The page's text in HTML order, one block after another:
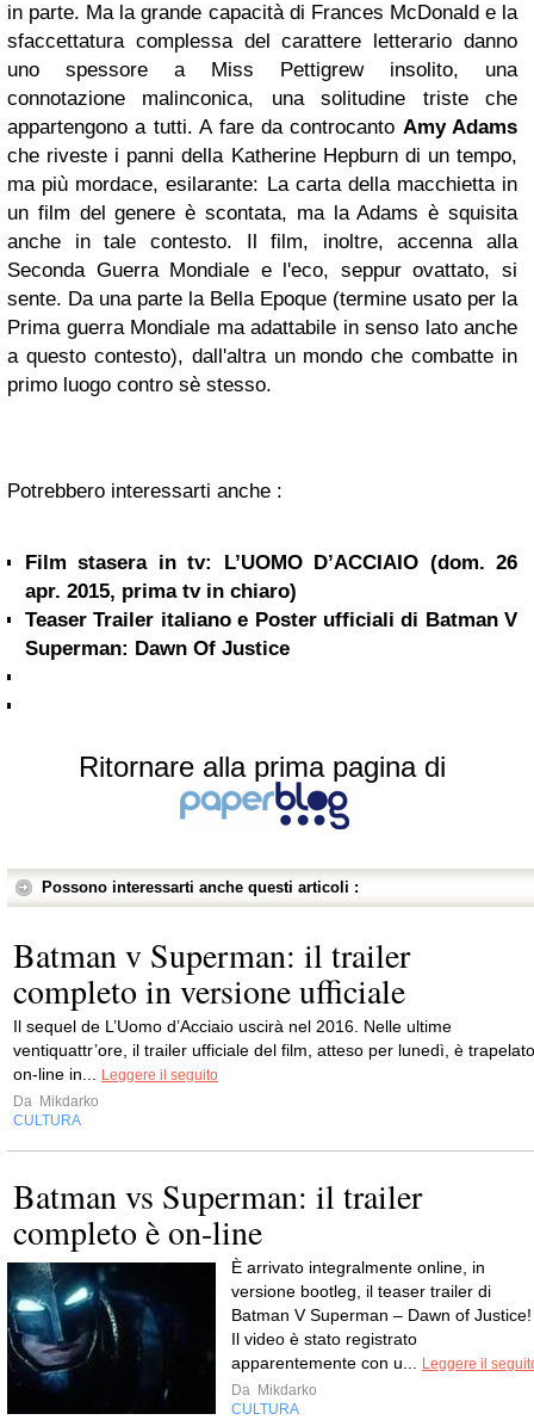
in parte. Ma la grande capacità di Frances McDonald e la
sfaccettatura complessa del carattere letterario danno
uno spessore a Miss Pettigrew insolito, una
connotazione malinconica, una solitudine triste che
appartengono a tutti. A fare da controcanto Amy Adams
che riveste i panni della Katherine Hepburn di un tempo,
ma più mordace, esilarante: La carta della macchietta in
un film del genere è scontata, ma la Adams è squisita
anche in tale contesto. Il film, inoltre, accenna alla
Seconda Guerra Mondiale e l'eco, seppur ovattato, si
sente. Da una parte la Bella Epoque (termine usato per la
Prima guerra Mondiale ma adattabile in senso lato anche
a questo contesto), dall'altra un mondo che combatte in
primo luogo contro sè stesso.
Potrebbero interessarti anche :
Film stasera in tv: L’UOMO D’ACCIAIO (dom. 26
apr. 2015, prima tv in chiaro)
Teaser Trailer italiano e Poster ufficiali di Batman V
Superman: Dawn Of Justice
Ritornare alla prima pagina di
Possono interessarti anche questi articoli :
Batman v Superman: il trailer
completo in versione ufficiale
Il sequel de L’Uomo d’Acciaio uscirà nel 2016. Nelle ultime
ventiquattr’ore, il trailer ufficiale del film, atteso per lunedì, è trapelato
on-line in...
Leggere il seguito
Da Mikdarko
CULTURA
Batman vs Superman: il trailer
completo è on-line
È arrivato integralmente online, in
versione bootleg, il teaser trailer di
Batman V Superman – Dawn of Justice!
Il video è stato registrato
apparentemente con u...
Leggere il
Da Mikdarko
CULTURA